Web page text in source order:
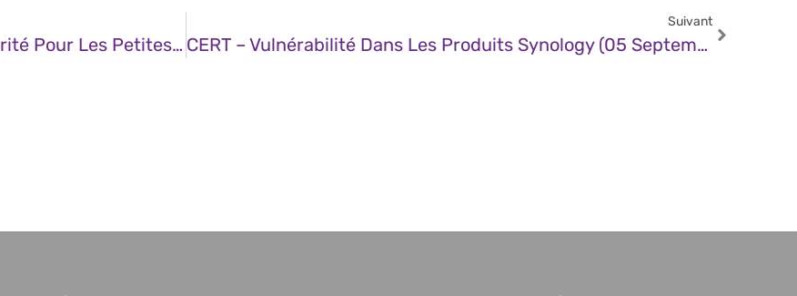
JDN – Les Meilleurs Outils De Cybersécurité Pour Les Petites Et Moyennes Entreprises
Suivant
CERT – Vulnérabilité Dans Les Produits Synology (05 Septembre 2025)